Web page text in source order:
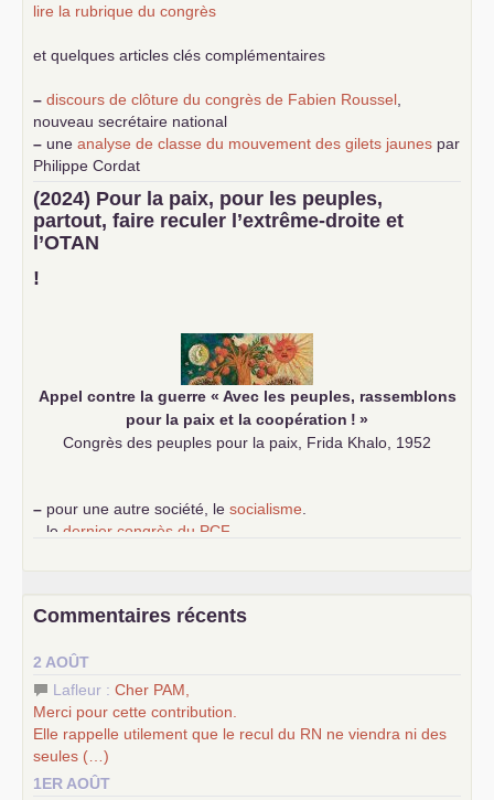
lire la rubrique du congrès
et quelques articles clés complémentaires
– discours de clôture du congrès de Fabien Roussel
nouveau secrétaire national
– une analyse de classe du mouvement des gilets jaunes par
Philippe Cordat
–
un texte de Jean-Claude Delaunay
le marxisme est la
science sociale de notre temps
–un appel proposé aux partis communistes et ouvrier
d’Europe
–
(2024) Pour la paix, pour les peuples,
partout, faire reculer l’extrême-droite et
l’OTAN
!
Appel contre la guerre « Avec les peuples, rassemblons
pour la paix et la coopération ! »
Congrès des peuples pour la paix, Frida Khalo, 1952
– pour une autre société, le socialisme
le dernier congrès du PCF
science sociale de notre temps
d’Europe
–lescinq chantiers pour contribuer au débat sur le projet
communiste
Commentaires récents
2 AOÛT
Lafleur : Cher PAM
Merci pour cette contribution.
Elle rappelle utilement que le recul du RN ne viendra ni des
seules (…)
1ER AOÛT